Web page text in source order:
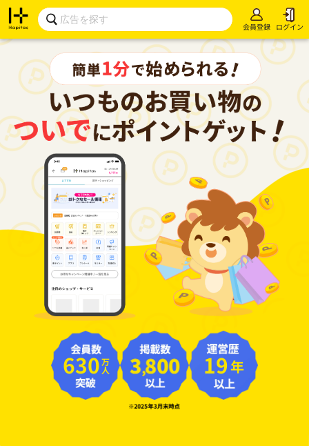
会員登録 ログイン
630万人 19年